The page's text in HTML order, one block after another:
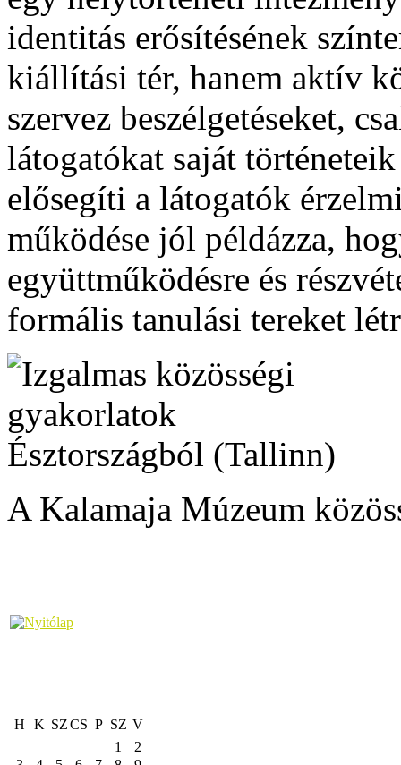
identitás erősítésének
kiállítási tér, hanem aktív
szervez beszélgetéseket,
látogatókat saját
elősegíti a látogatók
működése jól példázza,
együttműködésre és
formális tanulási tereket
A Kalamaja Múzeum
H K SZCS P SZ V
1
2